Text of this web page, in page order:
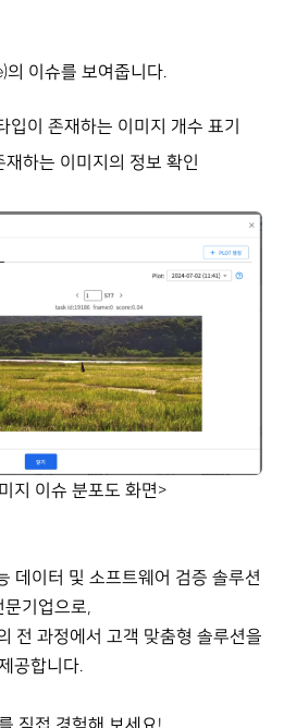
의 이슈를 보여줍니다.
입이 존재하는 이미지 개수 표기
하는 이미지의 정보 확인
지 이슈 분포도 화면>
데이터 및 소프트웨어 검증 솔루션
문기업으로,
전 과정에서 고객 맞춤형 솔루션을
공합니다.